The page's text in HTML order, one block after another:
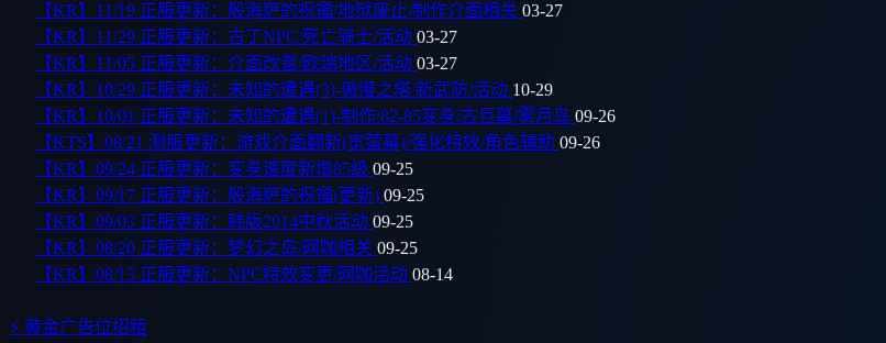
【KR】11/19 正服更新：殷海萨的祝福/地狱废止/制作介面相关 03-27
【KR】11/29 正服更新：古丁NPC/死亡骑士/活动 03-27
【KR】11/05 正服更新：介面改善/欧瑞地区/活动 03-27
【KR】10/29 正服更新：未知的遭遇(3)-傲慢之塔/新武防/活动 10-29
【KR】10/01 正服更新：未知的遭遇(1)-制作/82-85变身/古巨墓/雾月岛 09-26
【KTS】08/21 测服更新：游戏介面翻新(宽萤幕)/强化特效/角色辅助 09-26
【KR】09/24 正服更新：变身速度新增85级 09-25
【KR】09/17 正服更新：殷海萨的祝福(更新) 09-25
【KR】09/03 正服更新：韩版2014中秋活动 09-25
【KR】08/20 正服更新：梦幻之岛/网咖相关 09-25
【KR】08/13 正服更新：NPC特效变更/网咖活动 08-14
⚡ 黄金广告位招租